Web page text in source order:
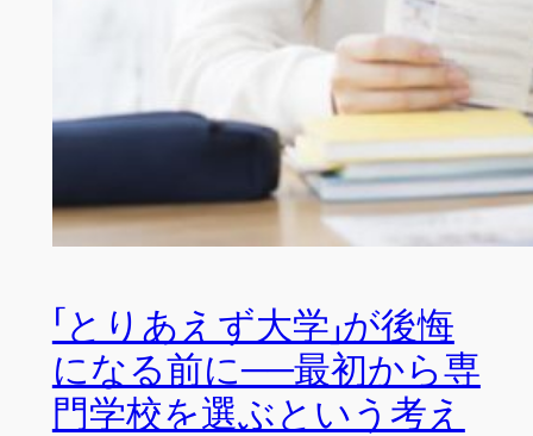
「とりあえず大学」が後悔
になる前に──最初から専
門学校を選ぶという考え